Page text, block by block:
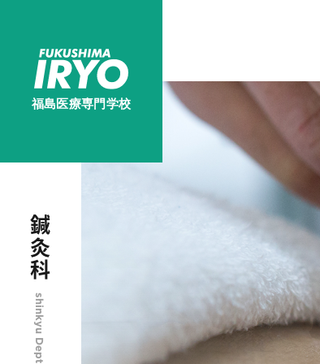
福島医療専門学校
鍼灸科
shinkyu Dept